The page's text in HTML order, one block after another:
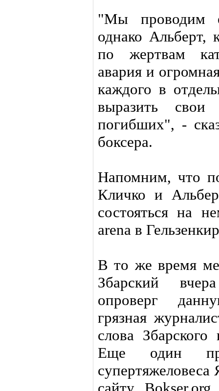
"Мы проводим
однако Альберт,
по жертвам
авария и
каждого в
выразить свои
погибших", -
боксера.
Напомним, что
Кличко и
состояться на
arena в
В то же время
Збарский
опроверг
грязная
слова
Еще один